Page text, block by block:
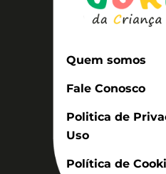
Quem somos
Fale Conosco
Politica de
Uso
Política de